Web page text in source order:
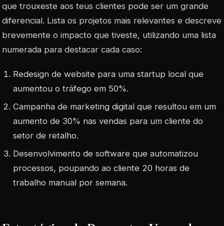
que trouxeste aos teus clientes pode ser um grande
diferencial. Lista os projetos mais relevantes e descreve
brevemente o impacto que tiveste, utilizando uma lista
numerada para destacar cada caso:
Redesign de website para uma startup local que
aumentou o tráfego em 50%.
Campanha de marketing digital que resultou em um
aumento de 30% nas vendas para um cliente do
setor de retalho.
Desenvolvimento de software que automatizou
processos, poupando ao cliente 20 horas de
trabalho manual por semana.